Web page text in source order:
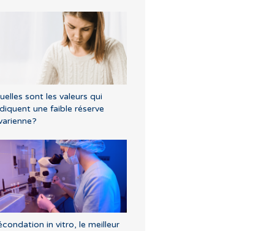
sont les valeurs qui
une faible réserve
in vitro, le meilleur